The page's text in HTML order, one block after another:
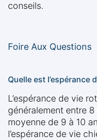
conseils.
Foire Aux Questions
Quelle est l’espérance
L’espérance de vie
généralement entre
moyenne de 9 à 10
l’espérance de vie